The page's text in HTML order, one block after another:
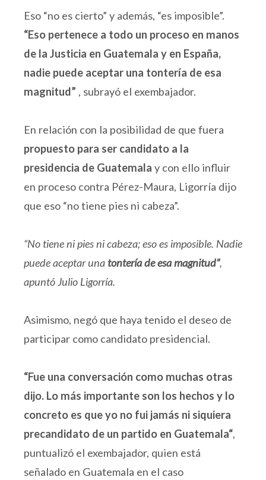
Eso “no es cierto” y además, “es imposible”.
“Eso pertenece a todo un proceso en manos
de la Justicia en Guatemala y en España,
nadie puede aceptar una tontería de esa
magnitud” , subrayó el exembajador.
En relación con la posibilidad de que fuera
propuesto para ser candidato a la
presidencia de Guatemala y con ello influir
en proceso contra Pérez-Maura, Ligorría dijo
que eso “no tiene pies ni cabeza”.
“No tiene ni pies ni cabeza; eso es imposible. Nadie
puede aceptar una tontería de esa magnitud”,
apuntó Julio Ligorría.
Asimismo, negó que haya tenido el deseo de
participar como candidato presidencial.
“Fue una conversación como muchas otras
dijo. Lo más importante son los hechos y lo
concreto es que yo no fui jamás ni siquiera
precandidato de un partido en Guatemala“,
puntualizó el exembajador, quien está
señalado en Guatemala en el caso